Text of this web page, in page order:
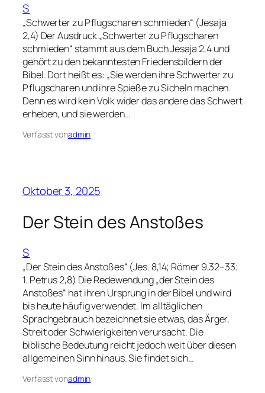
S
„Schwerter zu Pflugscharen schmieden“ (Jesaja
2,4) Der Ausdruck „Schwerter zu Pflugscharen
schmieden“ stammt aus dem Buch Jesaja 2,4 und
gehört zu den bekanntesten Friedensbildern der
Bibel. Dort heißt es: „Sie werden ihre Schwerter zu
Pflugscharen und ihre Spieße zu Sicheln machen.
Denn es wird kein Volk wider das andere das Schwert
erheben, und sie werden…
Verfasst vonadmin
Oktober 3, 2025
Der Stein des Anstoßes
S
„Der Stein des Anstoßes“ (Jes. 8,14; Römer 9,32–33;
1. Petrus 2,8) Die Redewendung „der Stein des
Anstoßes“ hat ihren Ursprung in der Bibel und wird
bis heute häufig verwendet. Im alltäglichen
Sprachgebrauch bezeichnet sie etwas, das Ärger,
Streit oder Schwierigkeiten verursacht. Die
biblische Bedeutung reicht jedoch weit über diesen
allgemeinen Sinn hinaus. Sie findet sich…
Verfasst vonadmin